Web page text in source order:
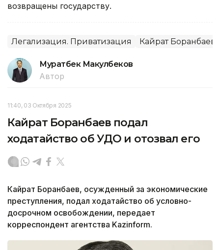
возвращены государству.
Легализация. Приватизация Кайрат Боранбаев
Муратбек Макулбеков
Автор
11:40, 03 Октября 2025
Кайрат Боранбаев подал
ходатайство об УДО и отозвал его
Кайрат Боранбаев, осужденный за экономические
преступления, подал ходатайство об условно-
досрочном освобождении, передает
корреспондент агентства Kazinform.